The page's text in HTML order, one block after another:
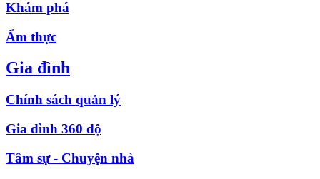
Khám phá
Ẩm thực
Gia đình
Chính sách quản lý
Gia đình 360 độ
Tâm sự - Chuyện nhà